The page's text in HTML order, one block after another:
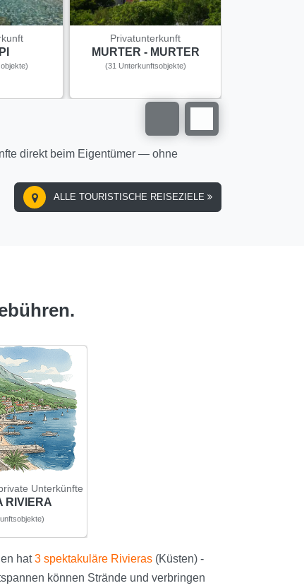
Privatunterkunft
MURTER - MURTER
(31 Unterkunftsobjekte)
direkt beim Eigentümer — ohne
ALLE TOURISTISCHE REISEZIELE
Unterkünfte
RIVIERA
hat3 spektakuläre Rivieras (Küsten) -
können Strände und verbringen